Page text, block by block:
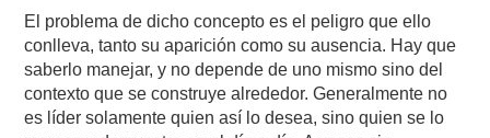
El problema de dicho concepto es el peligro que ello
conlleva, tanto su aparición como su ausencia. Hay que
saberlo manejar, y no depende de uno mismo sino del
contexto que se construye alrededor. Generalmente no
es líder solamente quien así lo desea, sino quien se lo